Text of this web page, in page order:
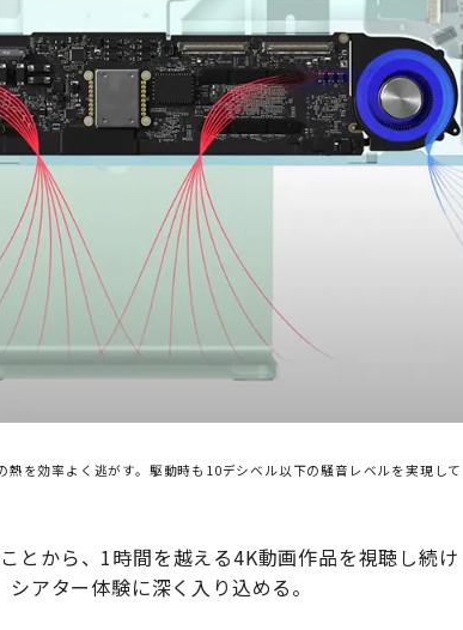
を効率よく逃がす。駆動時も10デシベル以下の騒音レベルを実現して
とから、1時間を越える4K動画作品を視聴し続け
アター体験に深く入り込める。